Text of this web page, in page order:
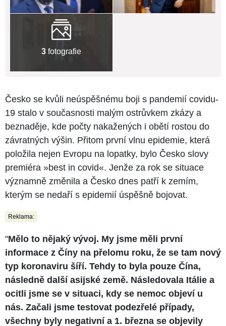
3 fotografie
Česko se kvůli neúspěšnému boji s pandemií covidu-
19 stalo v současnosti malým ostrůvkem zkázy a
beznaděje, kde počty nakažených i obětí rostou do
závratných výšin. Přitom první vlnu epidemie, která
položila nejen Evropu na lopatky, bylo Česko slovy
premiéra »best in covid«. Jenže za rok se situace
významně změnila a Česko dnes patří k zemím,
kterým se nedaří s epidemií úspěšně bojovat.
Reklama:
"Mělo to nějaký vývoj. My jsme měli první
informace z Číny na přelomu roku, že se tam nový
typ koronaviru šíří. Tehdy to byla pouze Čína,
následně další asijské země. Následovala Itálie a
ocitli jsme se v situaci, kdy se nemoc objeví u
nás. Začali jsme testovat podezřelé případy,
všechny byly negativní a 1. března se objevily